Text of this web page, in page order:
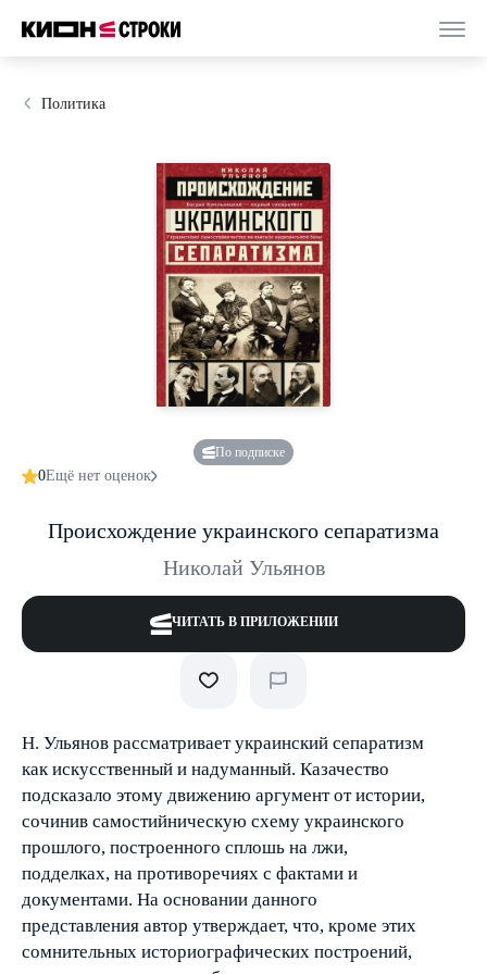
Политика
По подписке
0Ещё нет оценок
Происхождение украинского сепаратизма
Николай Ульянов
ЧИТАТЬ В ПРИЛОЖЕНИИ
Н. Ульянов рассматривает украинский сепаратизм
как искусственный и ­надуманный. Казачество
подсказало этому движению аргумент от истории,
сочинив самостийническую схему украинского
прошлого, построенного сплошь на лжи,
подделках, на противоречиях с фактами и
документами. На основании данного
представления автор утверждает, что, кроме этих
сомнительных историографических построений,